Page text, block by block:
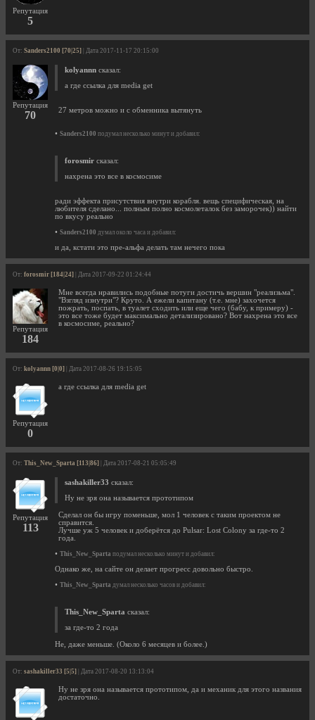
Репутация
5
От: Sanders2100 [70|25] | Дата 2017-11-17 20:15:00
Репутация
70
kolyannn сказал:
а где ссылка для media get
27 метров можно и с обменника вытянуть
• Sanders2100 подумал несколько минут и добавил:
forosmir сказал:
нахрена это все в космосиме
ради эффекта присутствия внутри корабля. вещь специфическая, на
любителя сделано... полным полно космолеталок без заморочек)) найти
по вкусу реально
• Sanders2100 думал около часа и добавил:
и да, кстати это пре-альфа делать там нечего пока
От: forosmir [184|24] | Дата 2017-09-22 01:24:44
Репутация
184
Мне всегда нравились подобные потуги достичь вершин "реализьма".
"Взгляд изнутри"? Круто. А ежели капитану (т.е. мне) захочется
пожрать, поспать, в туалет сходить или еще чего (бабу, к примеру) -
это все тоже будет максимально детализировано? Вот нахрена это все
в космосиме, реально?
От: kolyannn [0|0] | Дата 2017-08-26 19:15:05
Репутация
0
а где ссылка для media get
От: This_New_Sparta [113|86] | Дата 2017-08-21 05:05:49
Репутация
113
sashakiller33 сказал:
Ну не зря она называется прототипом
Сделал он бы игру поменьше, мол 1 человек с таким проектом не
справится.
Лучше уж 5 человек и доберётся до Pulsar: Lost Colony за где-то 2
года.
• This_New_Sparta подумал несколько минут и добавил:
Однако же, на сайте он делает прогресс довольно быстро.
• This_New_Sparta думал несколько часов и добавил:
This_New_Sparta сказал:
за где-то 2 года
Не, даже меньше. (Около 6 месяцев и более.)
От: sashakiller33 [5|5] | Дата 2017-08-20 13:13:04
Ну не зря она называется прототипом, да и механик для этого названия
достаточно.